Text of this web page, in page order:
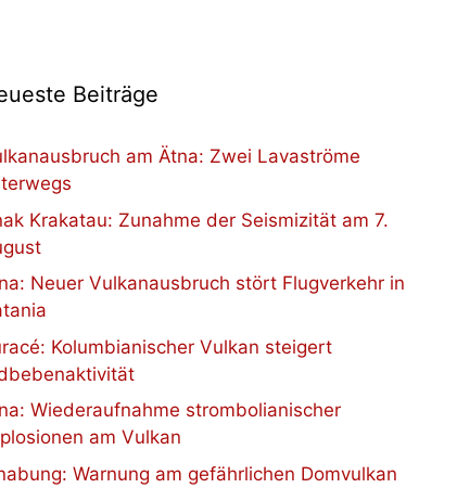
Beiträge
am Ätna: Zwei Lavaströme
Krakatau: Zunahme der Seismizität am 7.
Neuer Vulkanausbruch stört Flugverkehr in
Kolumbianischer Vulkan steigert
Wiederaufnahme strombolianischer
am Vulkan
Warnung am gefährlichen Domvulkan